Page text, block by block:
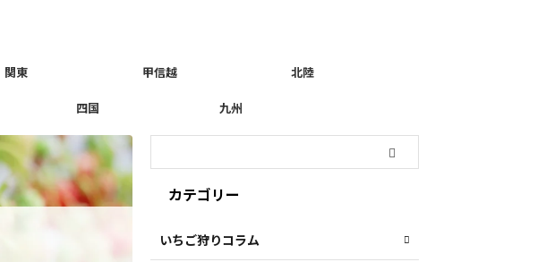
関東 甲信越 北陸
四国 九州
カテゴリー
いちご狩りコラム